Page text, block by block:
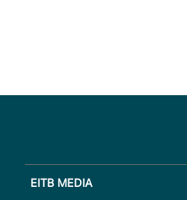
EITB MEDIA